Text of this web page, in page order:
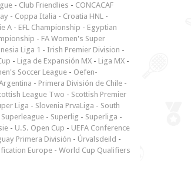
- Club Friendlies - CONCACAF
- Coppa Italia - Croatia HNL -
A - EFL Championship - Egyptian
- FA Women's Super
Liga 1 - Irish Premier Division -
- Liga de Expansión MX - Liga MX -
Soccer League - Oefen-
- Primera División de Chile -
League Two - Scottish Premier
Liga - Slovenia PrvaLiga - South
Superleague - Superlig - Superliga -
- U.S. Open Cup - UEFA Conference
Primera División - Úrvalsdeild -
Europe - World Cup Qualifiers